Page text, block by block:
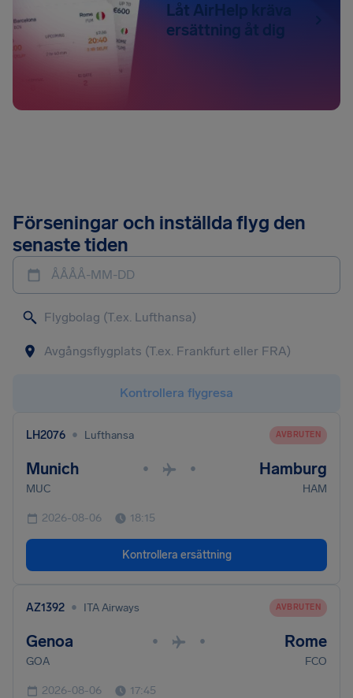
Låt AirHelp kräva
ersättning åt dig
Förseningar och inställda flyg den
senaste tiden
ÅÅÅÅ-MM-DD
Kontrollera flygresa
LH2076 • Lufthansa AVBRUTEN
Munich • • Hamburg
MUC HAM
2026-08-06 18:15
Kontrollera ersättning
AZ1392 • ITA Airways AVBRUTEN
Genoa • • Rome
GOA FCO
2026-08-06 17:45